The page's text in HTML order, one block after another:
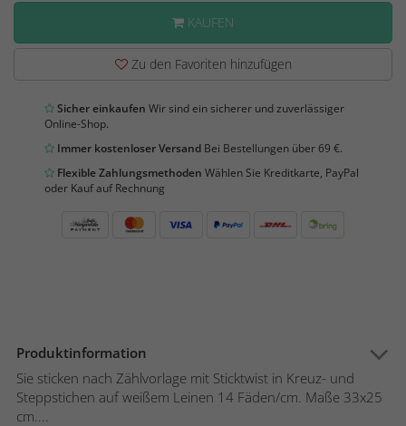
KAUFEN
Zu den Favoriten hinzufügen
Sicher einkaufen Wir sind ein sicherer und zuverlässiger
Online-Shop.
Immer kostenloser Versand Bei Bestellungen über 69 €.
Flexible Zahlungsmethoden Wählen Sie Kreditkarte, PayPal
oder Kauf auf Rechnung
Produktinformation
Sie sticken nach Zählvorlage mit Sticktwist in Kreuz- und
Steppstichen auf weißem Leinen 14 Fäden/cm. Maße 33x25
cm....